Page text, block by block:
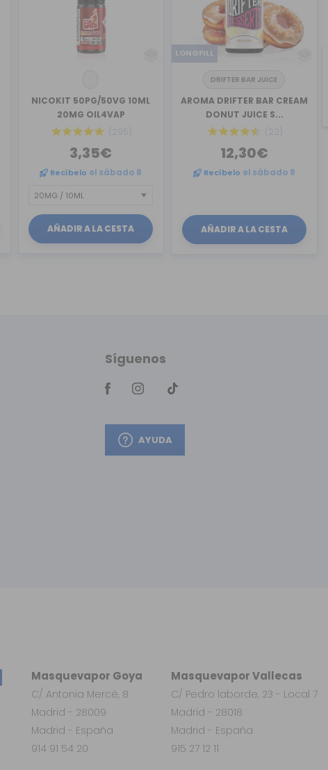
NICOKIT 50PG/50VG 10ML
20MG OIL4VAP
(295)
3,35€
Recíbelo el sábado 8
AÑADIR A LA CESTA
LONGFILL
DRIFTER BAR JUICE
AROMA DRIFTER BAR CREAM
DONUT JUICE S...
(22)
12,30€
Recíbelo el sábado 8
AÑADIR A LA CESTA
Síguenos
AYUDA
Masquevapor Vallecas
C/ Pedro laborde, 23 - Local 7
Madrid - 28018
Madrid - España
915 27 12 11
Masquevapor Goya
C/ Antonia Mercé, 8
Madrid - 28009
Madrid - España
914 91 54 20